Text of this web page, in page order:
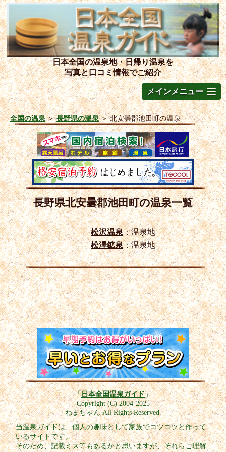
日本全国の温泉地・日帰り温泉を
写真と口コミ情報でご紹介
メインメニュー
全国の温泉＞長野県の温泉＞北安曇郡池田町の温泉
長野県北安曇郡池田町の温泉一覧
松沢温泉：温泉地
松澤鉱泉：温泉地
「日本全国温泉ガイド」
Copyright (C) 2004-2025
ねまちゃん All Rights Reserved.
当温泉ガイドは、個人の趣味として家族でコツコツと作って
いるサイトです。
そのため、記載ミス等もあるかと思いますが、それらご理解